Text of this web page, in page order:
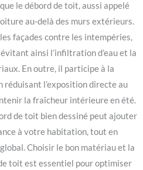
le débord de toit, aussi appelé
au-delà des murs extérieurs.
façades contre les intempéries,
ainsi l’infiltration d’eau et la
En outre, il participe à la
réduisant l’exposition directe au
la fraîcheur intérieure en été.
de toit bien dessiné peut ajouter
à votre habitation, tout en
Choisir le bon matériau et la
toit est essentiel pour optimiser